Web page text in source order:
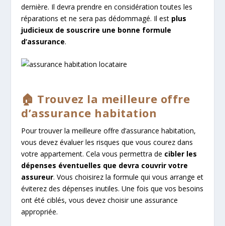
dernière. Il devra prendre en considération toutes les
réparations et ne sera pas dédommagé. Il est plus
judicieux de souscrire une bonne formule
d’assurance.
🏠 Trouvez la meilleure offre
d’assurance habitation
Pour trouver la meilleure offre d’assurance habitation,
vous devez évaluer les risques que vous courez dans
votre appartement. Cela vous permettra de cibler les
dépenses éventuelles que devra couvrir votre
assureur. Vous choisirez la formule qui vous arrange et
éviterez des dépenses inutiles. Une fois que vos besoins
ont été ciblés, vous devez choisir une assurance
appropriée.